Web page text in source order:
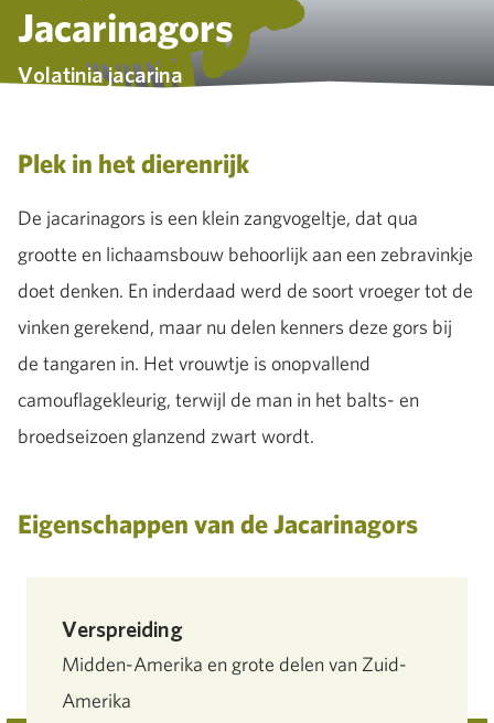
Jacarinagors
Volatinia jacarina
Plek in het dierenrijk
De jacarinagors is een klein zangvogeltje, dat qua
grootte en lichaamsbouw behoorlijk aan een zebravinkje
doet denken. En inderdaad werd de soort vroeger tot de
vinken gerekend, maar nu delen kenners deze gors bij
de tangaren in. Het vrouwtje is onopvallend
camouflagekleurig, terwijl de man in het balts- en
broedseizoen glanzend zwart wordt.
Eigenschappen van de Jacarinagors
Verspreiding
Midden-Amerika en grote delen van Zuid-
Amerika